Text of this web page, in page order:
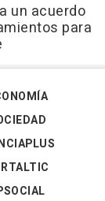
un acuerdo
para